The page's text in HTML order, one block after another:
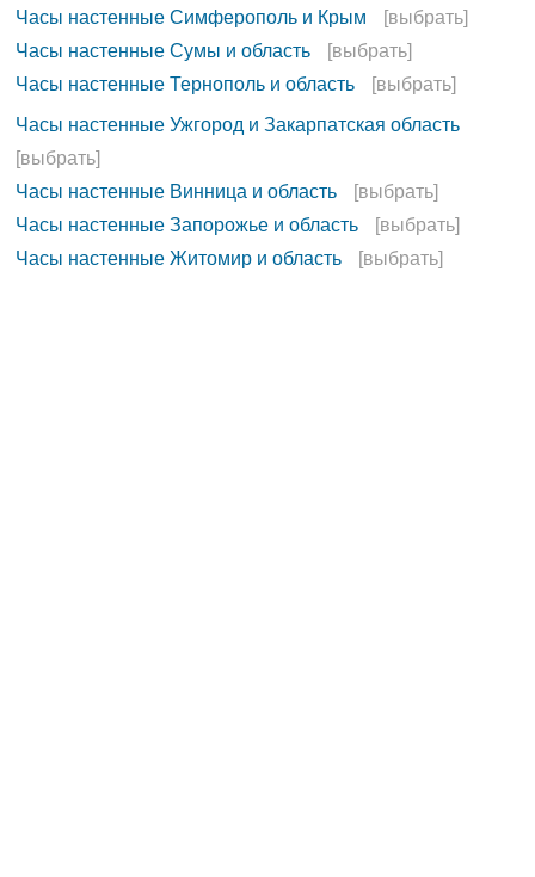
Часы настенные Симферополь и Крым
[выбрать]
Часы настенные Сумы и область
[выбрать]
Часы настенные Тернополь и область
[выбрать]
Часы настенные Ужгород и Закарпатская область
[выбрать]
Часы настенные Винница и область
[выбрать]
Часы настенные Запорожье и область
[выбрать]
Часы настенные Житомир и область
[выбрать]